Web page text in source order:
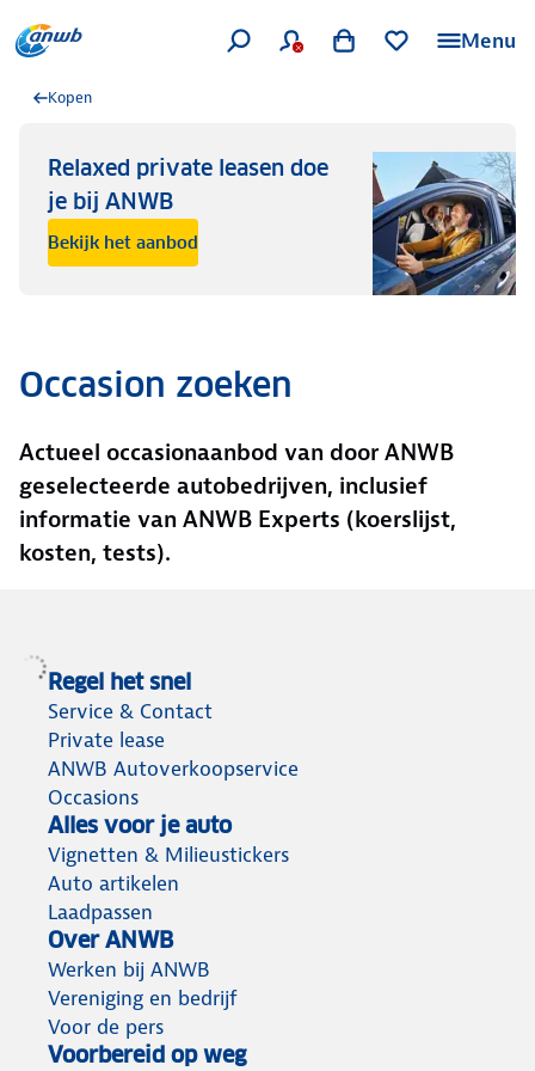
Menu
Kopen
Relaxed private leasen doe
je bij ANWB
Bekijk het aanbod
Occasion zoeken
Actueel occasionaanbod van door ANWB
geselecteerde autobedrijven, inclusief
informatie van ANWB Experts (koerslijst,
kosten, tests).
Regel het snel
Service & Contact
Private lease
ANWB Autoverkoopservice
Occasions
Alles voor je auto
Vignetten & Milieustickers
Auto artikelen
Laadpassen
Over ANWB
Werken bij ANWB
Vereniging en bedrijf
Voor de pers
Voorbereid op weg